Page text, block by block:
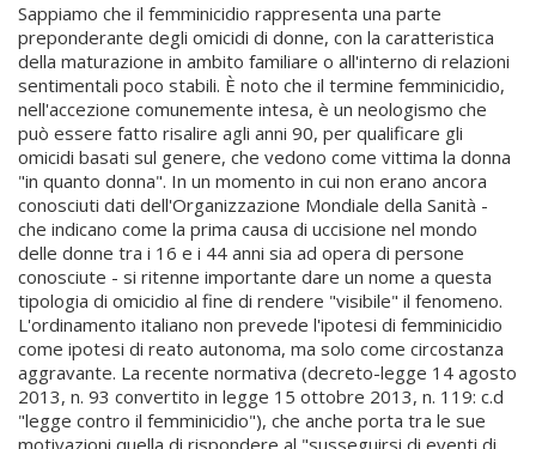
Sappiamo che il femminicidio rappresenta una parte
preponderante degli omicidi di donne, con la caratteristica
della maturazione in ambito familiare o all'interno di relazioni
sentimentali poco stabili. È noto che il termine femminicidio,
nell'accezione comunemente intesa, è un neologismo che
può essere fatto risalire agli anni 90, per qualificare gli
omicidi basati sul genere, che vedono come vittima la donna
"in quanto donna". In un momento in cui non erano ancora
conosciuti dati dell'Organizzazione Mondiale della Sanità -
che indicano come la prima causa di uccisione nel mondo
delle donne tra i 16 e i 44 anni sia ad opera di persone
conosciute - si ritenne importante dare un nome a questa
tipologia di omicidio al fine di rendere "visibile" il fenomeno.
L'ordinamento italiano non prevede l'ipotesi di femminicidio
come ipotesi di reato autonoma, ma solo come circostanza
aggravante. La recente normativa (decreto-legge 14 agosto
2013, n. 93 convertito in legge 15 ottobre 2013, n. 119: c.d
"legge contro il femminicidio"), che anche porta tra le sue
motivazioni quella di rispondere al "susseguirsi di eventi di